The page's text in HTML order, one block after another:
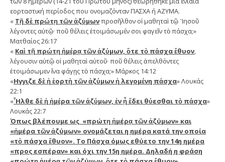
εορταστική περίοδος που ονομαζόνταν ΠΑΣΧΑ ή ΑΖΥΜΑ.
« Τῇ δὲ πρώτῃ τῶν ἀζύμωνπροσῆλθον οἱ μαθηταὶ τῷ ᾿Ιησοῦ
λέγοντες αὐτῷ· ποῦ θέλεις ἑτοιμάσωμέν σοι φαγεῖν τὸ πάσχα;»
Ματθαίος 26:17
« Καὶ τῇ πρώτῃ ἡμέρᾳ τῶν ἀζύμων, ὅτε τὸ πάσχα ἔθυον,
λέγουσιν αὐτῷ οἱ μαθηταὶ αὐτοῦ· ποῦ θέλεις ἀπελθόντες
ἑτοιμάσωμεν ἵνα φάγῃς τὸ πάσχα;» Μάρκος 14:12
«Ηγγιζε δὲ ἡ ἑορτὴ τῶν ἀζύμων ἡ λεγομένη πάσχα» Λουκάς
22:1
«῏Ηλθε δὲ ἡ ἡμέρα τῶν ἀζύμων, ἐν ᾗ ἔδει θύεσθαι τὸ πάσχα»
Λουκάς 22:7
Όπως βλέπουμε ως «πρώτῃ ἡμέρᾳ τῶν ἀζύμων» και
«ἡμέρα τῶν ἀζύμων» ονομάζεται η ημέρα κατά την οποία
«τὸ πάσχα ἔθυον». Το Πάσχα όμως εθύετο την 14η ημέρα
«προς εσπέραν» και όχι την 15η ημέρα. Δηλαδή η φράση